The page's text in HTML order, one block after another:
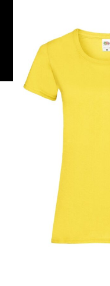
Copyright
Woocommerce-
verkkokaupan
suunnitellut:
Suomen
hakukonemestarit